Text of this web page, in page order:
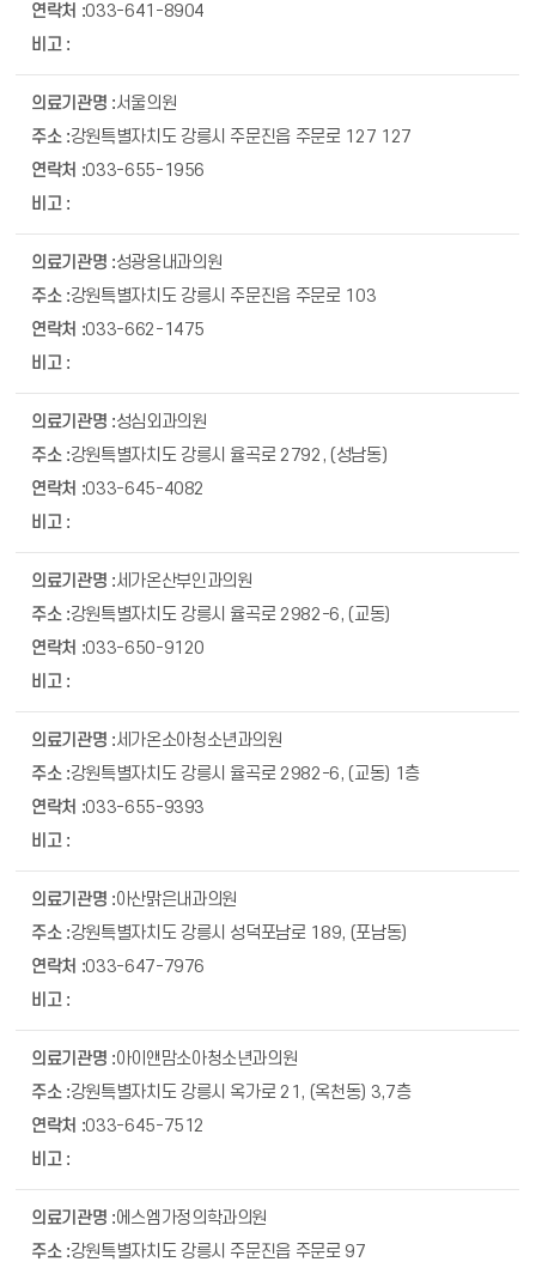
033-641-8904
서울의원
강원특별자치도 강릉시 주문진읍 주문로 127 127
033-655-1956
성광용내과의원
강원특별자치도 강릉시 주문진읍 주문로 103
033-662-1475
성심외과의원
강원특별자치도 강릉시 율곡로 2792, (성남동)
033-645-4082
세가온산부인과의원
강원특별자치도 강릉시 율곡로 2982-6, (교동)
033-650-9120
세가온소아청소년과의원
강원특별자치도 강릉시 율곡로 2982-6, (교동) 1층
033-655-9393
아산맑은내과의원
강원특별자치도 강릉시 성덕포남로 189, (포남동)
033-647-7976
아이앤맘소아청소년과의원
강원특별자치도 강릉시 옥가로 21, (옥천동) 3,7층
033-645-7512
에스엠가정의학과의원
강원특별자치도 강릉시 주문진읍 주문로 97